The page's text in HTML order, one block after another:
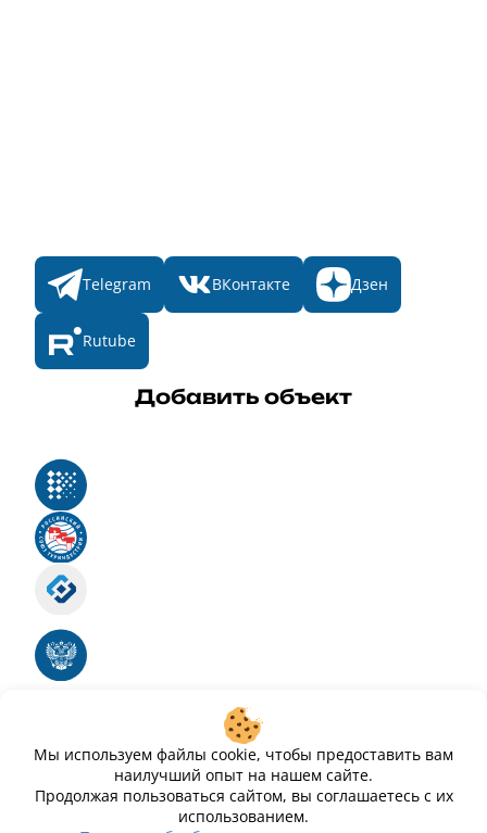
Telegram ВКонтакте Дзен
Rutube
Добавить объект
Мы используем файлы cookie, чтобы предоставить вам
наилучший опыт на нашем сайте.
Продолжая пользоваться сайтом, вы соглашаетесь с их
использованием.